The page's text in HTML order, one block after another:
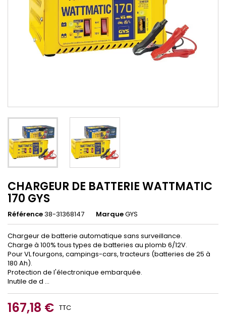
CHARGEUR DE BATTERIE WATTMATIC
170 GYS
Référence38-31368147 MarqueGYS
Chargeur de batterie automatique sans surveillance.
Charge à 100% tous types de batteries au plomb 6/12V.
Pour VL fourgons, campings-cars, tracteurs (batteries de 25 à
180 Ah).
Protection de l'électronique embarquée.
Inutile de d ...
167,18 € TTC